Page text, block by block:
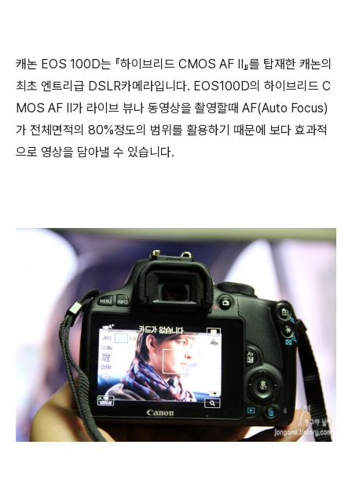
캐논 EOS 100D는 『하이브리드 CMOS AF II』를 탑재한 캐논의
최초 엔트리급 DSLR카메라입니다. EOS100D의 하이브리드 C
MOS AF II가 라이브 뷰나 동영상을 촬영할때 AF(Auto Focus)
가 전체면적의 80%정도의 범위를 활용하기 때문에 보다 효과적
으로 영상을 담아낼 수 있습니다.